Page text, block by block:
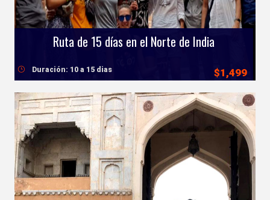
Ruta de 15 días en el Norte de India
$1,499
Duración: 10 a 15 dias